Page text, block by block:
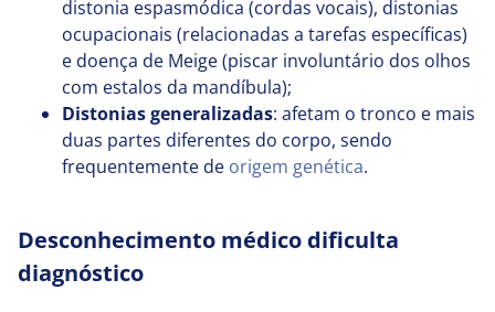
distonia espasmódica (cordas vocais), distonias
ocupacionais (relacionadas a tarefas específicas)
e doença de Meige (piscar involuntário dos olhos
com estalos da mandíbula);
Distonias generalizadas: afetam o tronco e mais
duas partes diferentes do corpo, sendo
frequentemente de origem genética.
Desconhecimento médico dificulta
diagnóstico